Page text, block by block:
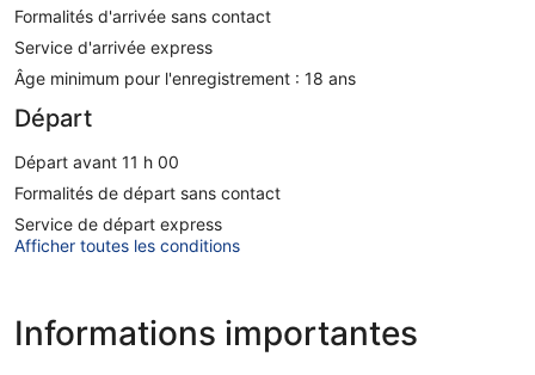
Formalités d'arrivée sans contact
Service d'arrivée express
Âge minimum pour l'enregistrement : 18 ans
Départ
Départ avant 11 h 00
Formalités de départ sans contact
Service de départ express
Afficher toutes les conditions
Informations importantes